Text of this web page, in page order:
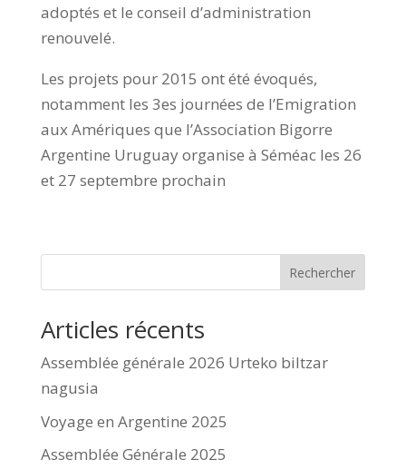
adoptés et le conseil d’administration
renouvelé.
Les projets pour 2015 ont été évoqués,
notamment les 3es journées de l’Emigration
aux Amériques que l’Association Bigorre
Argentine Uruguay organise à Séméac les 26
et 27 septembre prochain
Rechercher
Articles récents
Assemblée générale 2026 Urteko biltzar
nagusia
Voyage en Argentine 2025
Assemblée Générale 2025